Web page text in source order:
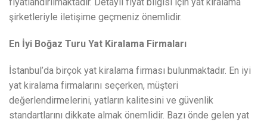
şirketleriyle iletişime geçmeniz önemlidir.
En İyi Boğaz Turu Yat Kiralama Firmaları
İstanbul’da birçok yat kiralama firması bulunmaktadır. En iyi
yat kiralama firmalarını seçerken, müşteri
değerlendirmelerini, yatların kalitesini ve güvenlik
standartlarını dikkate almak önemlidir. Bazı önde gelen yat